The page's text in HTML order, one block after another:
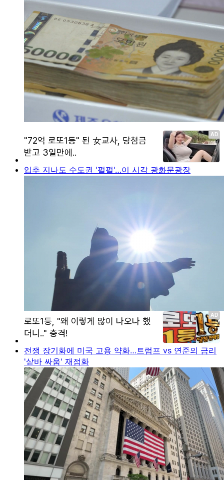
입추 지나도 수도권 '펄펄'…이 시각 광화문광장
전쟁 장기화에 미국 고용 약화…트럼프 vs 연준의 금리
'샅바 싸움' 재점화